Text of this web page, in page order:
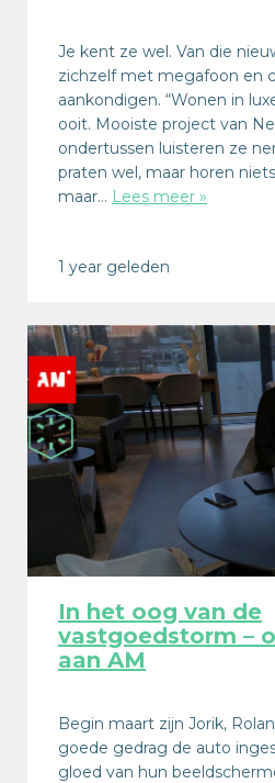
Je kent ze wel. Van die
zichzelf met megafoon en
aankondigen. “Wonen in
ooit. Mooiste project van
ondertussen luisteren ze
praten wel, maar horen
maar… Lees meer »
1 year geleden
In het oog van de
vastgoedstorm –
aan AM
Begin maart zijn Jorik,
goede gedrag de auto
gloed van hun